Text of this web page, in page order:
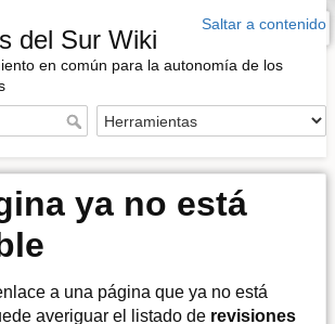
Saltar a contenido
del Sur Wiki
en común para la autonomía de los
ya no está
a una página que ya no está
averiguar el listado de revisiones